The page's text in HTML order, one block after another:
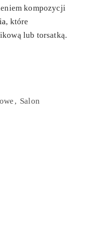
kompozycji
, które
lub torsatką.
Salon